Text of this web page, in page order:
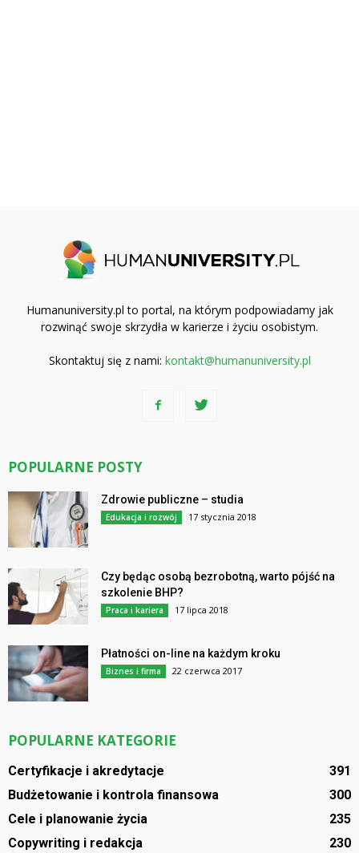
Humanuniversity.pl to portal, na którym podpowiadamy jak
rozwinąć swoje skrzydła w karierze i życiu osobistym.
Skontaktuj się z nami: kontakt@humanuniversity.pl
POPULARNE POSTY
Zdrowie publiczne – studia
Edukacja i rozwój 17 stycznia 2018
Czy będąc osobą bezrobotną, warto pójść na
szkolenie BHP?
Praca i kariera 17 lipca 2018
Płatności on-line na każdym kroku
Biznes i firma 22 czerwca 2017
POPULARNE KATEGORIE
Certyfikacje i akredytacje
391
Budżetowanie i kontrola finansowa
300
Cele i planowanie życia
235
Copywriting i redakcja
230